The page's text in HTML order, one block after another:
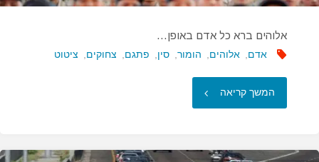
אלוהים ברא כל אדם באופן…
אדם אלוהים הומור סין פתגם צחוקים ציטוט
המשך קריאה "אלוהים
כל